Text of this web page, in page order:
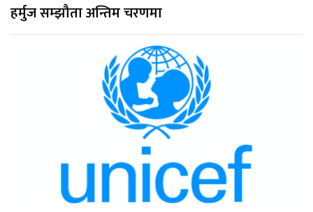
हर्मुज सम्झौता अन्तिम चरणमा